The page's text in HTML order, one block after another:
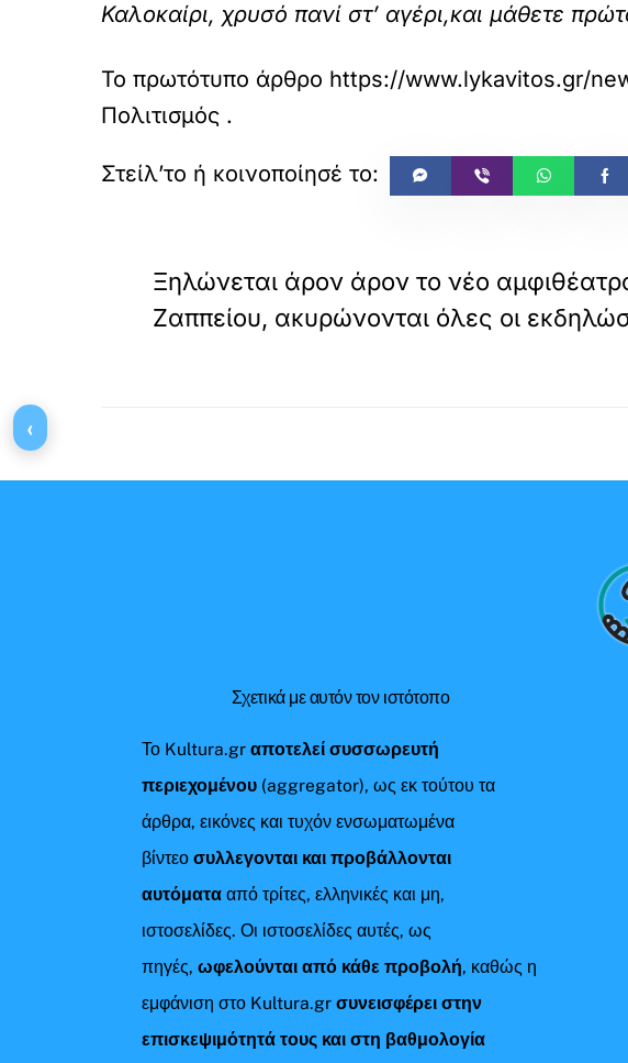
Καλοκαίρι, χρυσό πανί στ’ αγέρι,και μάθετε
Το πρωτότυπο άρθρο https://www.lykavitos.gr/
Πολιτισμός .
Ξηλώνεται άρον άρον το νέο
Ζαππείου, ακυρώνονται όλες οι
Σχετικά με αυτόν τον ιστότοπο
Το Kultura.grαποτελεί συσσωρευτή
περιεχομένου (aggregator), ως εκ τούτου τα
άρθρα, εικόνες και τυχόν ενσωματωμένα
βίντεοσυλλεγονται και προβάλλονται
αυτόματααπό τρίτες, ελληνικές και μη,
ιστοσελίδες. Οι ιστοσελίδες αυτές, ως
πηγές,ωφελούνται από κάθε προβολή, καθώς η
εμφάνιση στο Kultura.gr συνεισφέρει στην
επισκεψιμότητά τους και στη βαθμολογία
‹